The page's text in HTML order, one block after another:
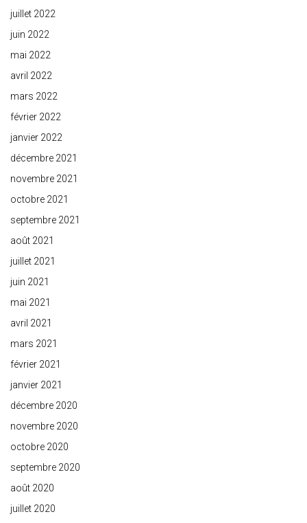
juillet 2022
juin 2022
mai 2022
avril 2022
mars 2022
février 2022
janvier 2022
décembre 2021
novembre 2021
octobre 2021
septembre 2021
août 2021
juillet 2021
juin 2021
mai 2021
avril 2021
mars 2021
février 2021
janvier 2021
décembre 2020
novembre 2020
octobre 2020
septembre 2020
août 2020
juillet 2020